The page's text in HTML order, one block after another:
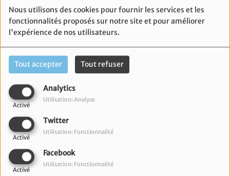
Nous utilisons des cookies pour fournir les services et les
fonctionnalités proposés sur notre site et pour améliorer
l'expérience de nos utilisateurs.
Tout accepter Tout refuser
Analytics
Activé
Utilisation: Analyse
Twitter
Activé
Utilisation: Fonctionnalité
Facebook
Activé
Utilisation: Fonctionnalité
LE FLASH INFO SPÉCIAL
ISRAËL - VENDREDI 24
JANVIER
ISRAËL - VENDREDI 17
ISRAËL - VENDREDI 10